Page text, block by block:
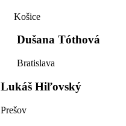
Košice
Dušana Tóthová
Bratislava
Lukáš Hiľovský
Prešov